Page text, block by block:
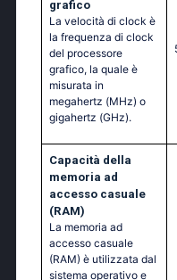
grafico
La velocità di clock è
la frequenza di clock
del processore
grafico, la quale è
misurata in
megahertz (MHz) o
gigahertz (GHz).
Capacità della
memoria ad
accesso casuale
(RAM)
La memoria ad
accesso casuale
(RAM) è utilizzata dal
sistema operativo e